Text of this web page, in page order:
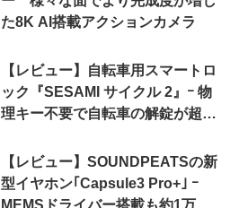
た8K AI搭載アクションカメラ
【レビュー】自転車用スマートロ
ック『SESAMI サイクル 2』ｰ 物
理キー不要で自転車の解錠が超簡
【レビュー】SOUNDPEATSの新
型イヤホン｢Capsule3 Pro+｣ ｰ
MEMSドライバー搭載も約1万円